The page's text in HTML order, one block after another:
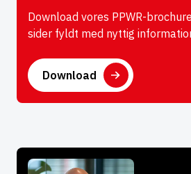
Download vores PPWR-
sider fyldt med nyttig
Download